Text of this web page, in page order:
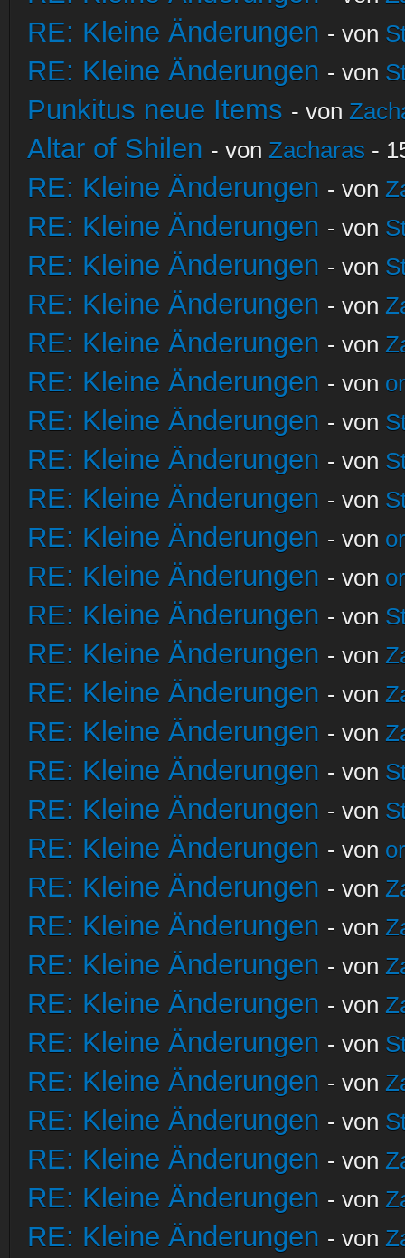
RE: Kleine Änderungen - von
RE: Kleine Änderungen - von
Punkitus neue Items - von
Altar of Shilen - von Zacharas -
RE: Kleine Änderungen - von
RE: Kleine Änderungen - von
RE: Kleine Änderungen - von
RE: Kleine Änderungen - von
RE: Kleine Änderungen - von
RE: Kleine Änderungen - von
RE: Kleine Änderungen - von
RE: Kleine Änderungen - von
RE: Kleine Änderungen - von
RE: Kleine Änderungen - von
RE: Kleine Änderungen - von
RE: Kleine Änderungen - von
RE: Kleine Änderungen - von
RE: Kleine Änderungen - von
RE: Kleine Änderungen - von
RE: Kleine Änderungen - von
RE: Kleine Änderungen - von
RE: Kleine Änderungen - von
RE: Kleine Änderungen - von
RE: Kleine Änderungen - von
RE: Kleine Änderungen - von
RE: Kleine Änderungen - von
RE: Kleine Änderungen - von
RE: Kleine Änderungen - von
RE: Kleine Änderungen - von
RE: Kleine Änderungen - von
RE: Kleine Änderungen - von
RE: Kleine Änderungen - von